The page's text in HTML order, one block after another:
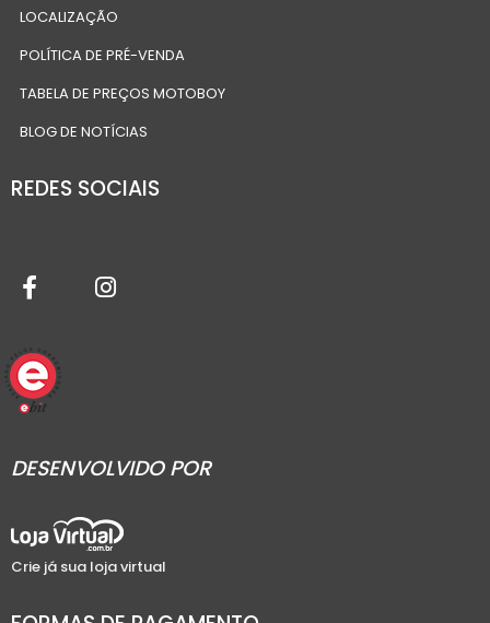
LOCALIZAÇÃO
POLÍTICA DE PRÉ-VENDA
TABELA DE PREÇOS MOTOBOY
BLOG DE NOTÍCIAS
REDES SOCIAIS
DESENVOLVIDO POR
Crie já sua loja virtual